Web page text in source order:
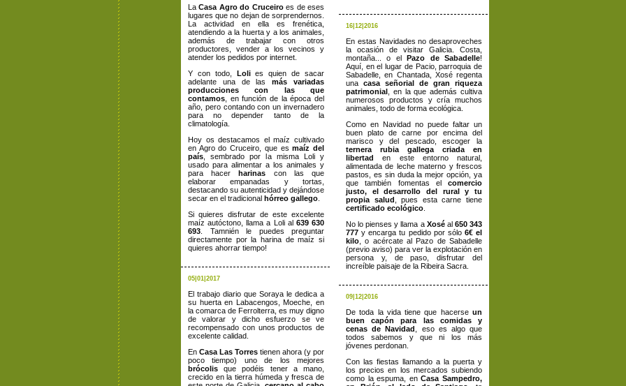
16|12|2016
En estas Navidades no desaproveches
la ocasión de visitar Galicia. Costa,
montaña... o elPazo de Sabadelle!
Aquí, en el lugar de Pacio, parroquia de
Sabadelle, en Chantada, Xosé regenta
una casa señorial de gran riqueza
patrimonial , en la que además cultiva
numerosos productos y cría muchos
animales, todo de forma ecológica.
Como en Navidad no puede faltar un
buen plato de carne por encima del
marisco y del pescado, escoger la
ternera rubia gallega criada en
libertad en este entorno natural,
alimentada de leche materno y frescos
pastos, es sin duda la mejor opción, ya
que también fomentas el comercio
justo, el desarrollo del rural y tu
propia salud , pues esta carne tiene
certificado ecológico
No lo pienses y llama a Xoséal 650 343
777 y encarga tu pedido por sólo 6€ el
kilo , o acércate al Pazo de Sabadelle
(previo aviso) para ver la explotación en
persona y, de paso, disfrutar del
increíble paisaje de la Ribeira Sacra.
09|12|2016
De toda la vida tiene que hacerse un
buen capón para las comidas y
cenas de Navidad
, eso es algo que
todos sabemos y que ni los más
jóvenes perdonan.
Con las fiestas llamando a la puerta y
los precios en los mercados subiendo
como la espuma, enCasa Sampedro,
LaCasa Agro do Cruceiroes de eses
lugares que no dejan de sorprendernos.
La actividad en ella es frenética,
atendiendo a la huerta y a los animales,
además de trabajar con otros
productores, vender a los vecinos y
atender los pedidos por internet.
Y con todo, Lolies quien de sacar
adelante una de lasmás variadas
producciones con las que
contamos , en función de la época del
año, pero contando con un invernadero
para no depender tanto de la
climatología.
Hoy os destacamos el maíz cultivado
en Agro do Cruceiro, que esmaíz del
país , sembrado por la misma Loli y
usado para alimentar a los animales y
para hacerharinas con las que
elaborar empanadas y tortas,
destacando su autenticidad y dejándose
secar en el tradicional hórreo gallego
Si quieres disfrutar de este excelente
maíz autóctono, llama a Loli al 639 630
693 . Tamnién le puedes preguntar
directamente por la harina de maíz si
quieres ahorrar tiempo!
05|01|2017
El trabajo diario que Soraya le dedica a
su huerta en Labacengos, Moeche, en
la comarca de Ferrolterra, es muy digno
de valorar y dicho esfuerzo se ve
recompensado con unos productos de
excelente calidad.
En Casa Las Torres tienen ahora (y por
poco tiempo) uno de los mejores
brócolis que podéis tener a mano,
crecido en la tierra húmeda y fresca de